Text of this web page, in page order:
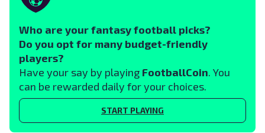
Who are your fantasy football picks?
Do you opt for many budget-friendly
players?
Have your say by playing FootballCoin. You
can be rewarded daily for your choices.
START PLAYING